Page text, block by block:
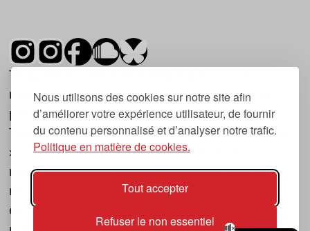
Nous utilisons des cookies sur notre site afin
d’améliorer votre expérience utilisateur, de fournir
du contenu personnalisé et d’analyser notre trafic.
Politique en matière de cookies.
Tout accepter
Refuser le non essentiel
Tsugi est un mensuel indépendant sur la
musique et les nouvelles tendances, dont la
première parution date de 2007.
Tsugi en japonais signifie « prochain », « suivant
», ce qui correspond à la thématique du
magazine, à l’affût des nouvelles tendances
musicales, qu’elles viennent de la musique
électronique, du rock ou du hip hop, et des